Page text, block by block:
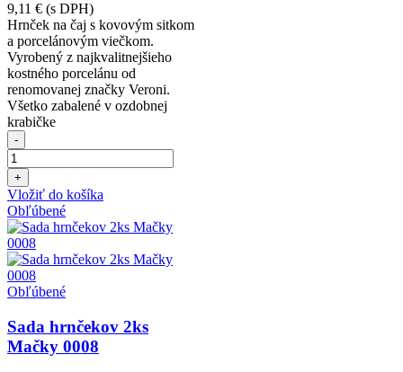
9,11 € (s DPH)
Hrnček na čaj s kovovým sitkom
a porcelánovým viečkom.
Vyrobený z najkvalitnejšieho
kostného porcelánu od
renomovanej značky Veroni.
Všetko zabalené v ozdobnej
krabičke
-
+
Vložiť do košíka
Obľúbené
Obľúbené
Sada hrnčekov 2ks
Mačky 0008